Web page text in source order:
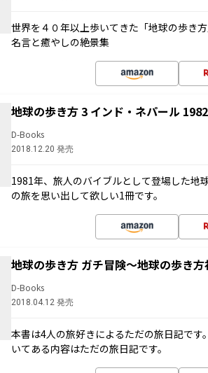
世界を４０年以上歩いてきた「地球の歩き
名言と癒やしの絶景集
地球の歩き方 3 インド・ネパール
D-Books
2018.12.20 発売
1981年、旅人のバイブルとして登場した
の旅を思い出して欲しい1冊です。
地球の歩き方 ガチ冒険～地球の歩き
D-Books
2018.04.12 発売
本書は4人の旅好きによるただの旅日記で
いてある内容はただの旅日記です。